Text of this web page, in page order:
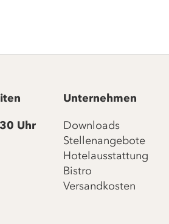
Uhr
Unternehmen
Downloads
Stellenangebote
Hotelausstattung
Bistro
Versandkosten